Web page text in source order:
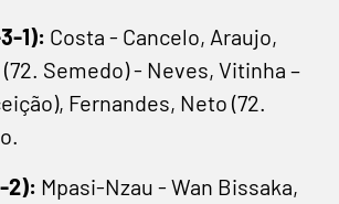
1): Costa - Cancelo, Araujo,
Semedo) - Neves, Vitinha –
Fernandes, Neto (72.
2): Mpasi-Nzau - Wan Bissaka,